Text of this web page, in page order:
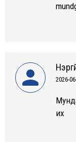
says:
2026-